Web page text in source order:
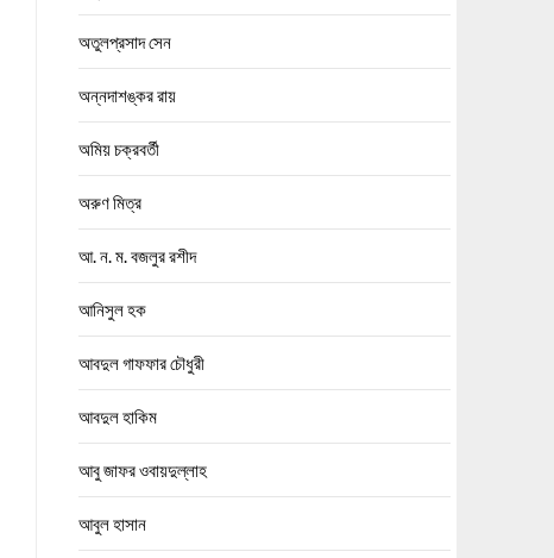
অতুলপ্রসাদ সেন
অন্নদাশঙ্কর রায়
অমিয় চক্রবর্তী
অরুণ মিত্র
আ. ন. ম. বজলুর রশীদ
আনিসুল হক
আবদুল গাফফার চৌধুরী
আবদুল হাকিম
আবু জাফর ওবায়দুল্লাহ
আবুল হাসান